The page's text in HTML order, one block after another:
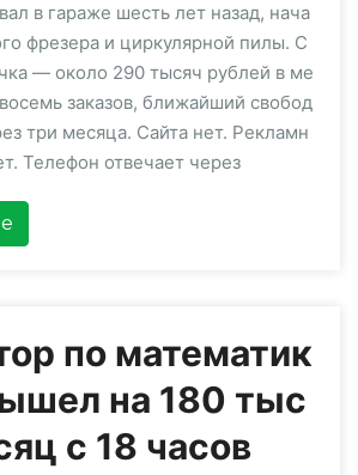
в гараже шесть лет назад, нача
фрезера и циркулярной пилы. С
— около 290 тысяч рублей в ме
заказов, ближайший свобод
три месяца. Сайта нет. Рекламн
Телефон отвечает через
по математик
на 180 тыс
с 18 часов